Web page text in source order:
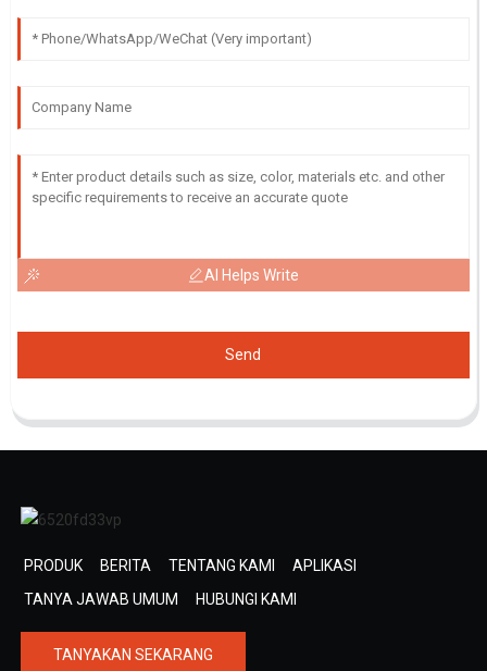
AI Helps Write
Send
PRODUK BERITA TENTANG KAMI
APLIKASI
TANYA JAWAB UMUM
HUBUNGI KAMI
TANYAKAN SEKARANG